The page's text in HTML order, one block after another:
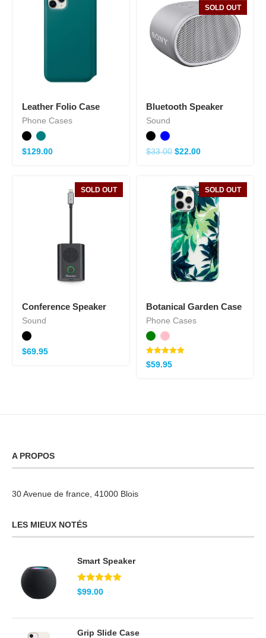
Leather Folio Case
Phone Cases
$129.00
SOLD OUT
Bluetooth Speaker
Sound
$33.00 $22.00
SOLD OUT
Conference Speaker
Sound
$69.95
SOLD OUT
Botanical Garden Case
Phone Cases
Note
5.00
$59.95
A PROPOS
30 Avenue de france, 41000 Blois
LES MIEUX NOTÉS
Smart Speaker
Note5.00
sur 5
$99.00
Grip Slide Case